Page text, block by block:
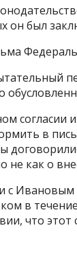
он был
согласии
в
не как о
с
в
что